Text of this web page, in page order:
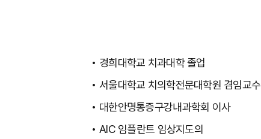
경희대학교 치과대학 졸업
서울대학교 치의학전문대학원 겸임교수
대한안명통증구강내과학회 이사
AIC 임플란트 임상지도의